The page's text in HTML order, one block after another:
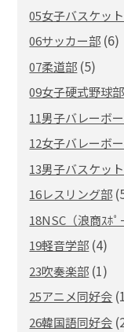
05女子バスケッ
06サッカー部 (6)
07柔道部 (5)
09女子硬式野球部
11男子バレーボ
12女子バレーボ
13男子バスケッ
16レスリング部
18NSC（浪商ｽﾎﾟ
19軽音学部 (4)
23吹奏楽部 (1)
25アニメ同好会
26韓国語同好会